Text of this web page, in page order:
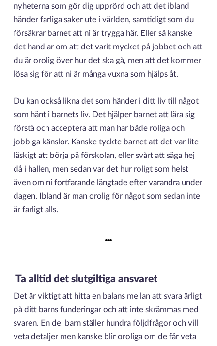
nyheterna som gör dig upprörd och att det ibland
händer farliga saker ute i världen, samtidigt som du
försäkrar barnet att ni är trygga här. Eller så kanske
det handlar om att det varit mycket på jobbet och att
du är orolig över hur det ska gå, men att det kommer
lösa sig för att ni är många vuxna som hjälps åt.
Du kan också likna det som händer i ditt liv till något
som hänt i barnets liv. Det hjälper barnet att lära sig
förstå och acceptera att man har både roliga och
jobbiga känslor. Kanske tyckte barnet att det var lite
läskigt att börja på förskolan, eller svårt att säga hej
då i hallen, men sedan var det hur roligt som helst
även om ni fortfarande längtade efter varandra under
dagen. Ibland är man orolig för något som sedan inte
är farligt alls.
Ta alltid det slutgiltiga ansvaret
Det är viktigt att hitta en balans mellan att svara ärligt
på ditt barns funderingar och att inte skrämmas med
svaren. En del barn ställer hundra följdfrågor och vill
veta detaljer men kanske blir oroliga om de får veta